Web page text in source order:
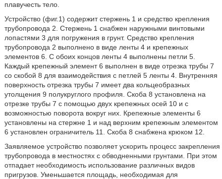
плавучесть тело.
Устройство (фиг.1) содержит стержень 1 и средство крепления
трубопровода 2. Стержень 1 снабжен наружными винтовыми
лопастями 3 для погружения в грунт. Средство крепления
трубопровода 2 выполнено в виде ленты 4 и крепежных
элементов 6. С обоих концов ленты 4 выполнены петли 5.
Каждый крепежный элемент 6 выполнен в виде отрезка трубы 7
со скобой 8 для взаимодействия с петлей 5 ленты 4. Внутренняя
поверхность отрезка трубы 7 имеет два кольцеобразных
утолщения 9 полукруглого профиля. Скоба 8 установлена на
отрезке трубы 7 с помощью двух крепежных осей 10 и с
возможностью поворота вокруг них. Крепежные элементы 6
установлены на стержне 1 и над верхним крепежным элементом
6 установлен ограничитель 11. Скоба 8 снабжена крюком 12.
Заявляемое устройство позволяет ускорить процесс закрепления
трубопровода в местностях с обводненными грунтами. При этом
отпадает необходимость использование различных видов
пригрузов. Уменьшается площадь, необходимая для